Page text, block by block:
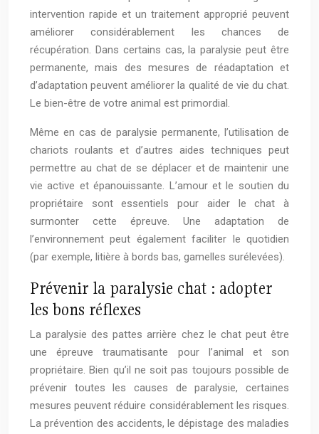
intervention rapide et un traitement approprié peuvent
améliorer considérablement les chances de
récupération. Dans certains cas, la paralysie peut être
permanente, mais des mesures de réadaptation et
d’adaptation peuvent améliorer la qualité de vie du chat.
Le bien-être de votre animal est primordial.
Même en cas de paralysie permanente, l’utilisation de
chariots roulants et d’autres aides techniques peut
permettre au chat de se déplacer et de maintenir une
vie active et épanouissante. L’amour et le soutien du
propriétaire sont essentiels pour aider le chat à
surmonter cette épreuve. Une adaptation de
l’environnement peut également faciliter le quotidien
(par exemple, litière à bords bas, gamelles surélevées).
Prévenir la paralysie chat : adopter
les bons réflexes
La paralysie des pattes arrière chez le chat peut être
une épreuve traumatisante pour l’animal et son
propriétaire. Bien qu’il ne soit pas toujours possible de
prévenir toutes les causes de paralysie, certaines
mesures peuvent réduire considérablement les risques.
La prévention des accidents, le dépistage des maladies